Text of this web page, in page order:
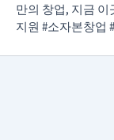
만의 창업, 지금 이
지원 #소자본창업